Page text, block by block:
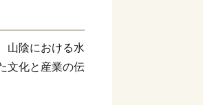
山陰における水
文化と産業の伝